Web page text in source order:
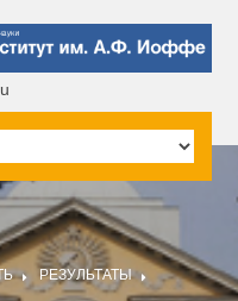
РЕЗУЛЬТАТЫ